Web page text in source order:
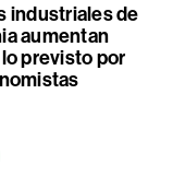
industriales de
aumentan
previsto por